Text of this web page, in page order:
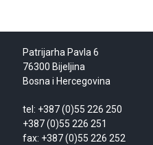
Patrijarha Pavla 6
76300 Bijeljina
Bosna i Hercegovina
tel: +387 (0)55 226 250
+387 (0)55 226 251
fax: +387 (0)55 226 252